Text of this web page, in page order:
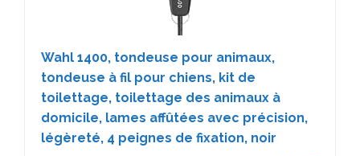
Wahl 1400, tondeuse pour animaux,
tondeuse à fil pour chiens, kit de
toilettage, toilettage des animaux à
domicile, lames affûtées avec précision,
légèreté, 4 peignes de fixation, noir